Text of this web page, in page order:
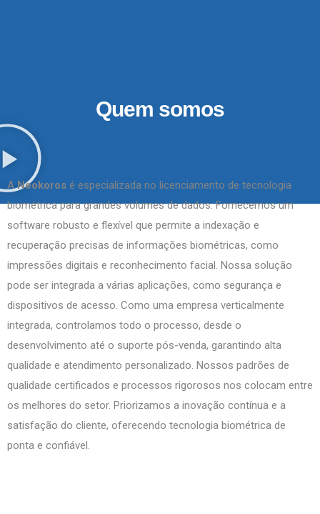
Quem somos
ANeokoros é especializada no licenciamento de tecnologia
biométrica para grandes volumes de dados. Fornecemos um
software robusto e flexível que permite a indexação e
recuperação precisas de informações biométricas, como
impressões digitais e reconhecimento facial. Nossa solução
pode ser integrada a várias aplicações, como segurança e
dispositivos de acesso. Como uma empresa verticalmente
integrada, controlamos todo o processo, desde o
desenvolvimento até o suporte pós-venda, garantindo alta
qualidade e atendimento personalizado. Nossos padrões de
qualidade certificados e processos rigorosos nos colocam entre
os melhores do setor. Priorizamos a inovação contínua e a
satisfação do cliente, oferecendo tecnologia biométrica de
ponta e confiável.